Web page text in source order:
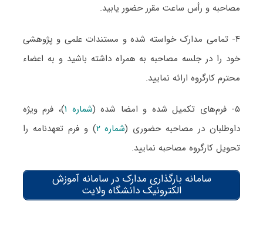
مصاحبه و رأس ساعت مقرر حضور یابید.
۴- تمامی مدارک خواسته شده و مستندات علمی و پژوهشی
خود را در جلسه مصاحبه به همراه داشته باشید و به اعضاء
محترم کارگروه ارائه نمایید.
۵- فرم‌های تکمیل شده و امضا شده ( شماره ۱ )، فرم ویژه
داوطلبان در مصاحبه حضوری (شماره ۲ ) و فرم تعهدنامه را
تحویل کارگروه مصاحبه نمایید.
سامانه بارگذاری مدارک در سامانه آموزش
الکترونیک دانشگاه ولایت